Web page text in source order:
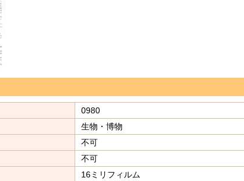
0980
生物・博物
不可
不可
16ミリフィルム